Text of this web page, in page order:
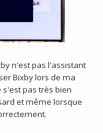
n'est pas l'assistant
Bixby lors de ma
s'est pas très bien
et même lorsque